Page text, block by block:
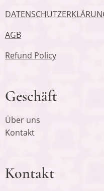
AGB
Refund Policy
Geschäft
Über uns
Kontakt
Kontakt